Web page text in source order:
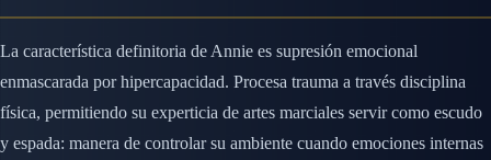
La característica definitoria de Annie es supresión emocional
enmascarada por hipercapacidad. Procesa trauma a través disciplina
física, permitiendo su experticia de artes marciales servir como escudo
y espada: manera de controlar su ambiente cuando emociones internas